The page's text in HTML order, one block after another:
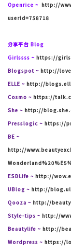
Openrice ~ http://
userid=758718
分享平台 Blog
Girlssss ~ https://
Blogspot ~ http://
ELLE ~ http://
Cosmo ~ https://
She ~ http://
Presslogic ~ https://
BE ~
http://
ESDLife ~ http://
UBlog ~ http://
Qooza ~ http://
Style-tips ~ http://
Beautylife ~ http://
Wordpress ~ https://